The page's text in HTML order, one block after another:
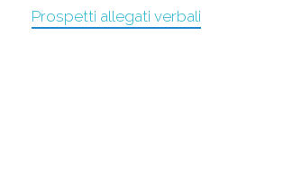
Prospetti allegati verbali